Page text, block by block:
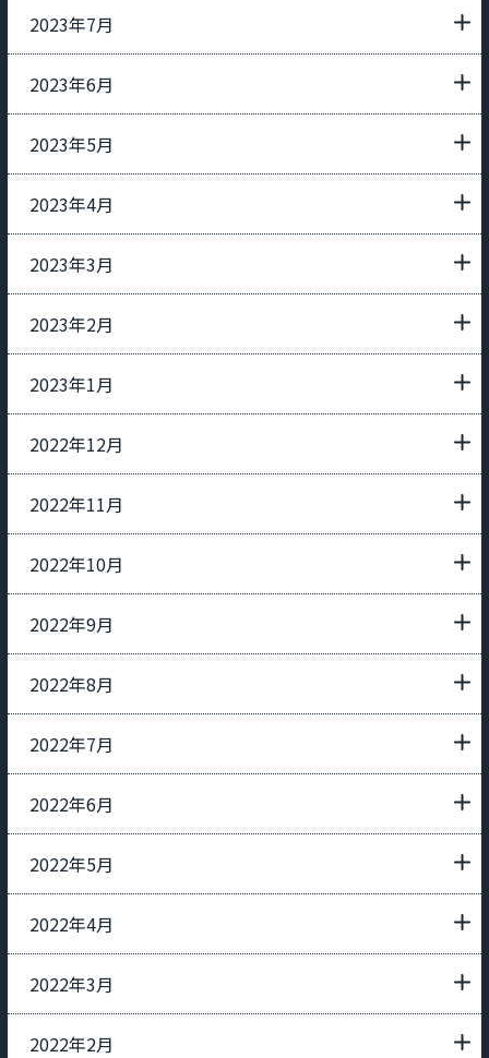
2023年7月
2023年6月
2023年5月
2023年4月
2023年3月
2023年2月
2023年1月
2022年12月
2022年11月
2022年10月
2022年9月
2022年8月
2022年7月
2022年6月
2022年5月
2022年4月
2022年3月
2022年2月